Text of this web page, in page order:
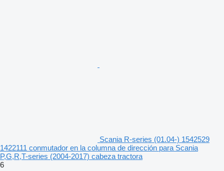
Scania R-series (01.04-) 1542529
1422111 conmutador en la columna de dirección para Scania
P,G,R,T-series (2004-2017) cabeza tractora
6